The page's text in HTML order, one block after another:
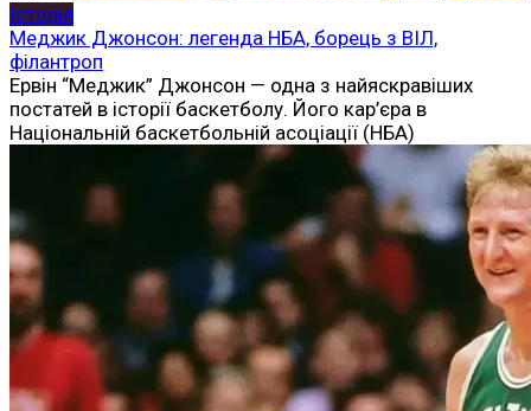
Історія
Меджик Джонсон: легенда НБА, борець з ВІЛ,
філантроп
Ервін “Меджик” Джонсон — одна з найяскравіших
постатей в історії баскетболу. Його кар’єра в
Національній баскетбольній асоціації (НБА)